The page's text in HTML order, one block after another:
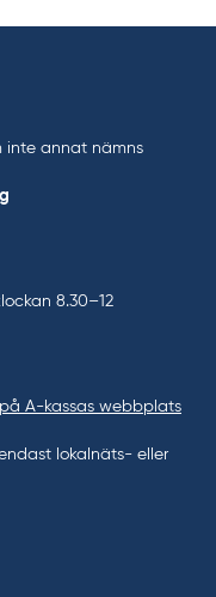
inte annat nämns
8.30–12
A-kassas webbplats
lokalnäts- eller